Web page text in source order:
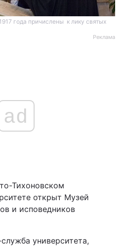
года причислены к лику святых
Реклама
ad
Тихоновском
открыт Музей
и исповедников
университета,